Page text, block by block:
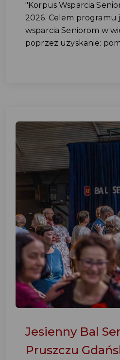
"Korpus Wsparcia
2026. Celem programu
wsparcia Seniorom w
poprzez uzyskanie:
Jesienny Bal
Pruszczu